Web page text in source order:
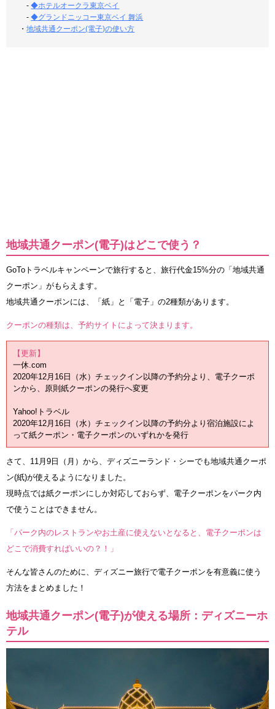
-◆ホテルオークラ東京ベイ
-◆グランドニッコー東京ベイ 舞浜
・地域共通クーポン(電子)の使い方
地域共通クーポン(電子)はどこで使う？
GoToトラベルキャンペーンで旅行すると、旅行代金15%分の「地域共通
クーポン」がもらえます。
地域共通クーポンには、「紙」と「電子」の2種類があります。
クーポンの種類は、予約サイトによって決まります。
【更新】
一休.com
2020年12月16日（水）チェックイン以降の予約分より、電子クーポ
ンから、原則紙クーポンの発行へ変更
Yahoo!トラベル
2020年12月16日（水）チェックイン以降の予約分より宿泊施設によ
って紙クーポン・電子クーポンのいずれかを発行
さて、11月9日（月）から、ディズニーランド・シーでも地域共通クーポ
ン(紙)が使えるようになりました。
現時点では紙クーポンにしか対応しておらず、電子クーポンをパーク内
で使うことはできません。
「パーク内のレストランやお土産に使えないとなると、電子クーポンは
どこで消費すればいいの？！」
そんな皆さんのために、ディズニー旅行で電子クーポンを有意義に使う
方法をまとめました！
地域共通クーポン(電子)が使える場所：ディズニーホ
テル